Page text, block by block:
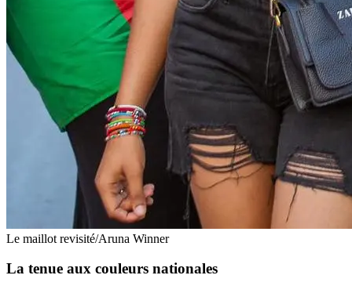
Le maillot revisité/Aruna Winner
La tenue aux couleurs nationales